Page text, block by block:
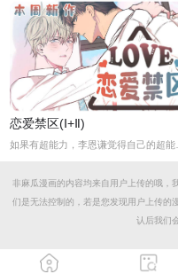
恋爱禁区(Ⅰ+Ⅱ)
如果有超能力，李恩谦觉得自己的超能力一定是垃圾回收站。为什么从小到他，他交往的人全是渣男呢？？他除了颜控，对于对象真的
非麻瓜漫画的内容均来自用户上传的哦，
们是无法控制的，若是您发现用户上传的
认后我们